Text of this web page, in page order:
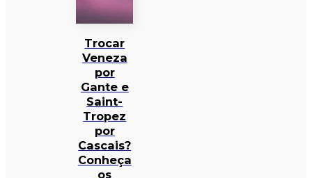
Trocar
Veneza
por
Gante e
Saint-
Tropez
por
Cascais?
Conheça
os